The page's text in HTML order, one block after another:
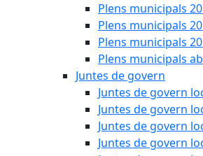
Plens municipals
Plens municipals
Plens municipals
Plens municipals
Juntes de govern
Juntes de govern
Juntes de govern
Juntes de govern
Juntes de govern